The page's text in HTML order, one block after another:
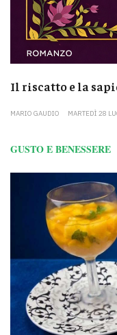
Il riscatto e la
MARIO GAUDIO MARTEDÌ 28
GUSTO E BENESSERE